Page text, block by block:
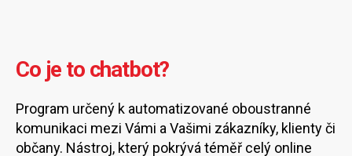
Co je to chatbot?
Program určený k automatizované oboustranné
komunikaci mezi Vámi a Vašimi zákazníky, klienty či
občany. Nástroj, který pokrývá téměř celý online